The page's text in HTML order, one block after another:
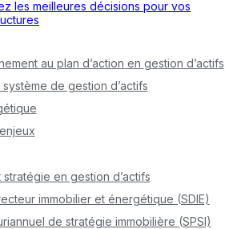
au plan d’action en gestion d’actifs
de gestion d’actifs
en gestion d’actifs
immobilier et énergétique (SDIE)
de stratégie immobilière (SPSI)